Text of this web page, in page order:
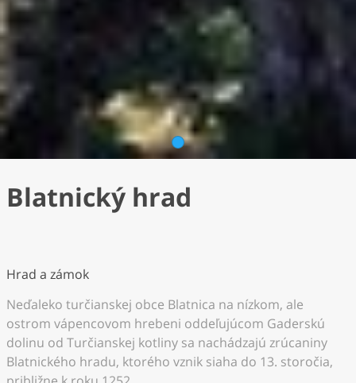
1
Blatnický hrad
Hrad a zámok
Neďaleko turčianskej obce Blatnica na nízkom, ale
ostrom vápencovom hrebeni oddeľujúcom Gaderskú
dolinu od Turčianskej kotliny sa nachádzajú zrúcaniny
Blatnického hradu, ktorého vznik siaha do 13. storočia,